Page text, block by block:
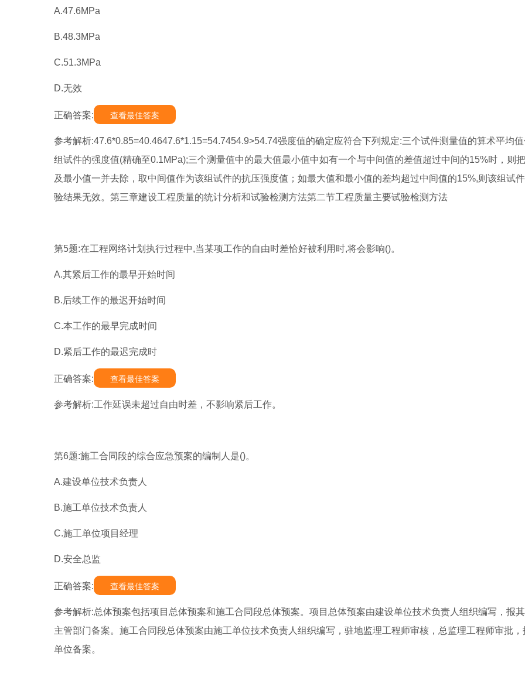
A.47.6MPa
B.48.3MPa
C.51.3MPa
D.无效
正确答案: 查看最佳答案
参考解析:47.6*0.85=40.4647.6*1.15=54.7454.9>54.74强度值的确定应符合下列规定:三个试件测量值的算术平均
组试件的强度值(精确至0.1MPa);三个测量值中的最大值最小值中如有一个与中间值的差值超过中间的15%时，则
及最小值一并去除，取中间值作为该组试件的抗压强度值；如最大值和最小值的差均超过中间值的15%,则该组试
验结果无效。第三章建设工程质量的统计分析和试验检测方法第二节工程质量主要试验检测方法
第5题:在工程网络计划执行过程中,当某项工作的自由时差恰好被利用时,将会影响()。
A.其紧后工作的最早开始时间
B.后续工作的最迟开始时间
C.本工作的最早完成时间
D.紧后工作的最迟完成时
正确答案: 查看最佳答案
参考解析:工作延误未超过自由时差，不影响紧后工作。
第6题:施工合同段的综合应急预案的编制人是()。
A.建设单位技术负责人
B.施工单位技术负责人
C.施工单位项目经理
D.安全总监
正确答案: 查看最佳答案
参考解析:总体预案包括项目总体预案和施工合同段总体预案。项目总体预案由建设单位技术负责人组织编写，报
主管部门备案。施工合同段总体预案由施工单位技术负责人组织编写，驻地监理工程师审核，总监理工程师审批，
单位备案。